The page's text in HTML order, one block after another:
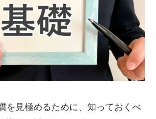
を見極めるために、知っておくべ